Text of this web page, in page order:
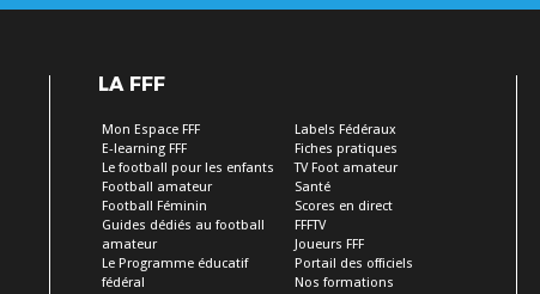
LA FFF
Mon Espace FFF
E-learning FFF
Le football pour les enfants
Football amateur
Football Féminin
Guides dédiés au football
amateur
Le Programme éducatif
fédéral
Labels Fédéraux
Fiches pratiques
TV Foot amateur
Santé
Scores en direct
FFFTV
Joueurs FFF
Portail des officiels
Nos formations